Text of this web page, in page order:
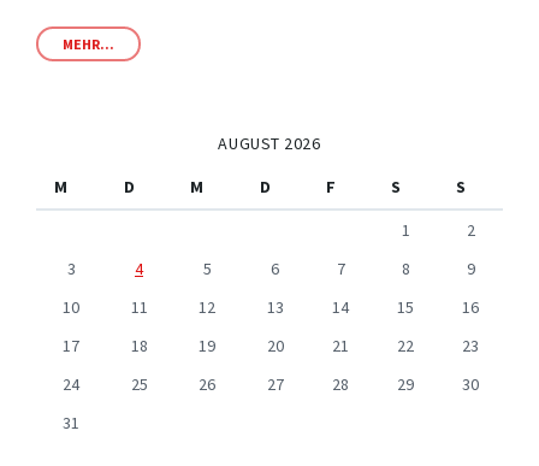
MEHR...
AUGUST 2026
M
D M D F S
S
1
2
3
4 5 6 7 8
9
10
11 12 13 14 15
16
17
18 19 20 21 22
23
24
25 26 27 28 29
30
31